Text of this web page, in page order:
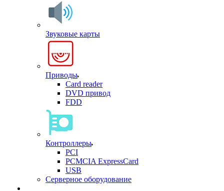
Звуковые карты
Приводы
Card reader
DVD привод
FDD
Контроллеры
PCI
PCMCIA ExpressCard
USB
Cерверное оборудование